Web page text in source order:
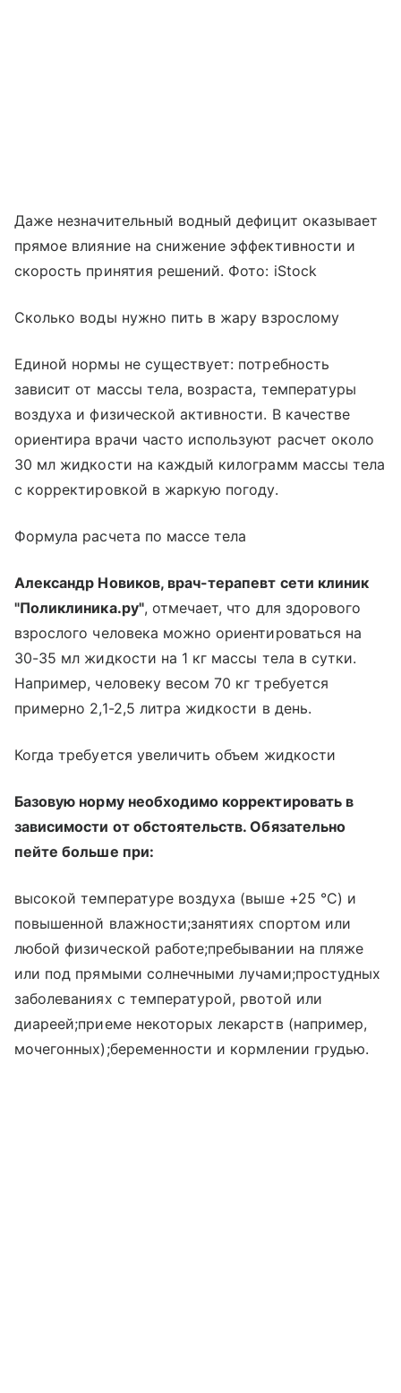
Даже незначительный водный дефицит оказывает
прямое влияние на снижение эффективности и
скорость принятия решений. Фото: iStock
Сколько воды нужно пить в жару взрослому
Единой нормы не существует: потребность
зависит от массы тела, возраста, температуры
воздуха и физической активности. В качестве
ориентира врачи часто используют расчет около
30 мл жидкости на каждый килограмм массы тела
с корректировкой в жаркую погоду.
Формула расчета по массе тела
Александр Новиков, врач-терапевт сети клиник
"Поликлиника.ру", отмечает, что для здорового
взрослого человека можно ориентироваться на
30-35 мл жидкости на 1 кг массы тела в сутки.
Например, человеку весом 70 кг требуется
примерно 2,1-2,5 литра жидкости в день.
Когда требуется увеличить объем жидкости
Базовую норму необходимо корректировать в
зависимости от обстоятельств. Обязательно
пейте больше при:
высокой температуре воздуха (выше +25 °C) и
повышенной влажности;занятиях спортом или
любой физической работе;пребывании на пляже
или под прямыми солнечными лучами;простудных
заболеваниях с температурой, рвотой или
диареей;приеме некоторых лекарств (например,
мочегонных);беременности и кормлении грудью.